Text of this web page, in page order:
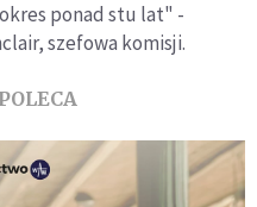
ponad stu lat" -
szefowa komisji.